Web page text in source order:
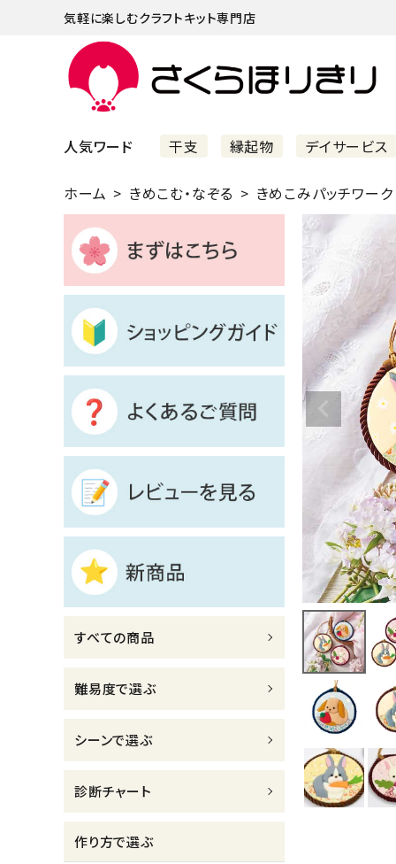
気軽に楽しむクラフトキット専門店
人気ワード 干支 縁起物 デイサービス
まずはこちら
ショッピングガイド
よくあるご質問
すべての商品
新着商品
診断チャート
ジャンルで選ぶ
レビューを見る
コーポレートサイト
実店舗案内
介護施設関係の方へ
ホーム きめこむ・なぞる きめこみパッチワーク
すべての商品
難易度で選ぶ
シーンで選ぶ
診断チャート
作り方で選ぶ